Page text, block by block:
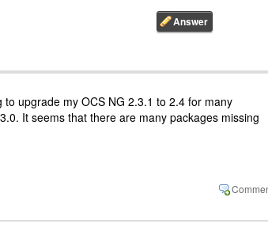
upgrade my OCS NG 2.3.1 to 2.4 for many
It seems that there are many packages missing